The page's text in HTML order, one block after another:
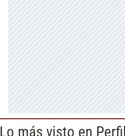
Lo más visto en Perfil